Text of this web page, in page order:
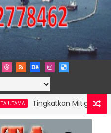
Tingkatkan Mitigasi Risiko,